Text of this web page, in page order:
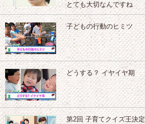
とても大切なんですね
子どもの行動のヒミツ
どうする？ イヤイヤ期
第2回 子育てクイズ王決定